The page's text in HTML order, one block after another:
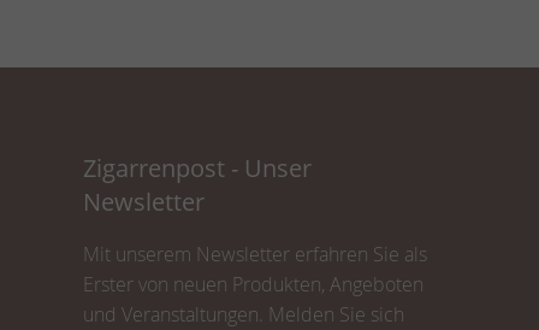
Zigarrenpost - Unser
Newsletter
Mit unserem Newsletter erfahren Sie als
Erster von neuen Produkten, Angeboten
und Veranstaltungen. Melden Sie sich